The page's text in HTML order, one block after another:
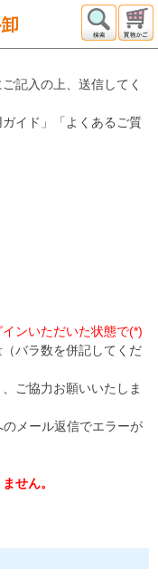
記入の上、送信してく
イド」「よくあるご質
ンいただいた状態で(*)
バラ数を併記してくだ
ご協力お願いいたしま
メール返信でエラーが
せん。